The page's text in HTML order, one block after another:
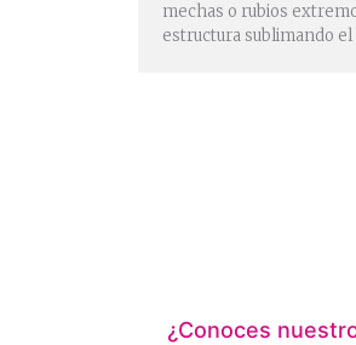
mechas o rubios
estructura sublimando
¿Conoces